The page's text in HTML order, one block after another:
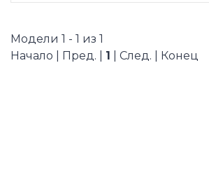
Модели 1 - 1 из 1
Начало | Пред. | 1 | След. | Конец